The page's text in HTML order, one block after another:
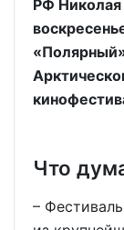
РФ Николая
Что
–